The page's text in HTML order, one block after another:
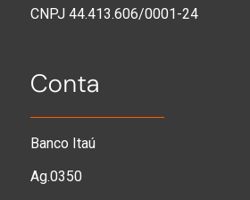
CNPJ 44.413.606/0001-24
Conta
Banco Itaú
Ag.0350